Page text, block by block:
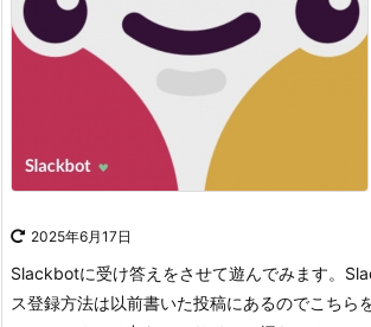
2025年6月17日
Slackbotに受け答えをさせて遊んでみます。
ス登録方法は以前書いた投稿にあるのでこちら